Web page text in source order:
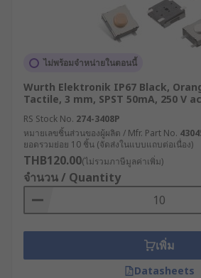
ไม่พร้อมจำหน่ายในตอนนี้
Wurth Elektronik IP67 Black,
Tactile, 3 mm, SPST 50mA, 250 V
RS Stock No. 274-3408P
หมายเลขชิ้นส่วนของผู้ผลิต / Mfr. Part No.
ยอดรวมย่อย 10 ชิ้น (จัดส่งในแบบแถบต่อเนื่อง)
THB120.00(ไม่รวมภาษีมูลค่าเพิ่ม)
จำนวน / Quantity
เพิ่ม
Datasheets